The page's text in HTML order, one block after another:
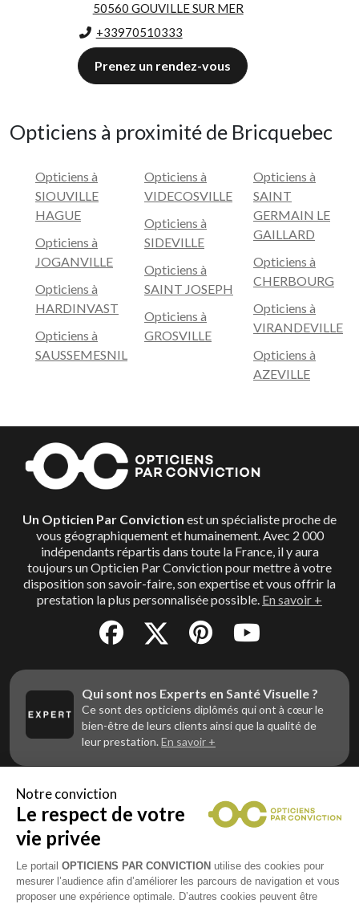
50560 GOUVILLE SUR MER
+33970510333
Prenez un rendez-vous
Opticiens à proximité de Bricquebec
Opticiens à
SIOUVILLE
HAGUE
Opticiens à
JOGANVILLE
Opticiens à
HARDINVAST
Opticiens à
SAUSSEMESNIL
Opticiens à
VIDECOSVILLE
Opticiens à
SIDEVILLE
Opticiens à
SAINT JOSEPH
Opticiens à
GROSVILLE
Opticiens à
SAINT
GERMAIN LE
GAILLARD
Opticiens à
CHERBOURG
Opticiens à
VIRANDEVILLE
Opticiens à
AZEVILLE
Un Opticien Par Conviction est un spécialiste proche de
vous géographiquement et humainement. Avec 2 000
indépendants répartis dans toute la France, il y aura
toujours un Opticien Par Conviction pour mettre à votre
disposition son savoir-faire, son expertise et vous offrir la
prestation la plus personnalisée possible. En savoir +
Qui sont nos Experts en Santé Visuelle ?
Ce sont des opticiens diplômés qui ont à cœur le
bien-être de leurs clients ainsi que la qualité de
leur prestation. En savoir +
Vous êtes un professionnel de la vue et
vous souhaitez nous rejoindre ?
Contactez Alliance Optic, la centrale d’achats et
d’accompagnement des opticiens indépendants
Notre conviction
Le respect de votre
vie privée
Le portail OPTICIENS PAR CONVICTION utilise des cookies pour
mesurer l’audience afin d’améliorer les parcours de navigation et vous
proposer une expérience optimale. D’autres cookies peuvent être